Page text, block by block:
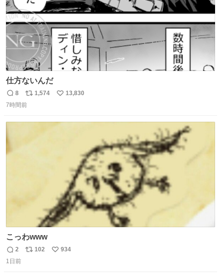
仕方ないんだ
返
信
8
リ
ポ
1,574
い
13,830
7時間前
こっわwww
返
信
2
リ
102
い
934
1日前